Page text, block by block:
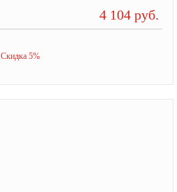
4 104 руб.
Скидка 5%